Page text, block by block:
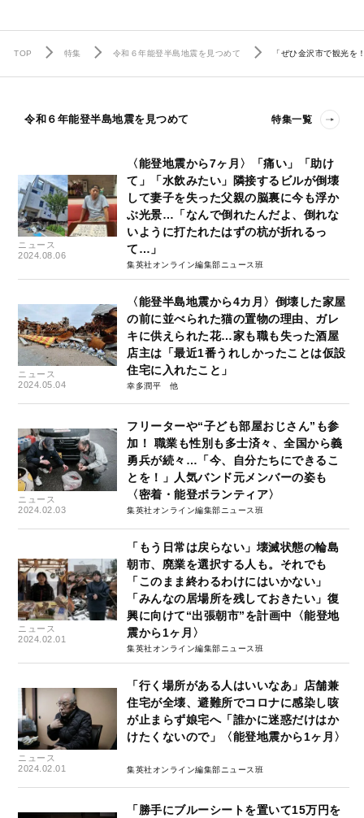
TOP 特集 令和６年能登半島地震を見つめて 「ぜひ金沢市で観光
令和６年能登半島地震を見つめて 特集一覧
ニュース
2024.08.06
〈能登地震から7ヶ月〉「痛い」「助け
て」「水飲みたい」隣接するビルが倒壊
して妻子を失った父親の脳裏に今も浮か
ぶ光景…「なんで倒れたんだよ、倒れな
いように打たれたはずの杭が折れるっ
て…」
集英社オンライン編集部ニュース班
ニュース
2024.05.04
〈能登半島地震から4カ月〉倒壊した家屋
の前に並べられた猫の置物の理由、ガレ
キに供えられた花…家も職も失った酒屋
店主は「最近1番うれしかったことは仮設
住宅に入れたこと」
幸多潤平
ニュース
2024.02.03
フリーターや“子ども部屋おじさん”も参
加！ 職業も性別も多士済々、全国から義
勇兵が続々…「今、自分たちにできるこ
とを！」人気バンド元メンバーの姿も
〈密着・能登ボランティア〉
集英社オンライン編集部ニュース班
ニュース
2024.02.01
「もう日常は戻らない」壊滅状態の輪島
朝市、廃業を選択する人も。それでも
「このまま終わるわけにはいかない」
「みんなの居場所を残しておきたい」復
興に向けて“出張朝市”を計画中〈能登地
震から1ヶ月〉
集英社オンライン編集部ニュース班
ニュース
2024.02.01
「行く場所がある人はいいなあ」店舗兼
住宅が全壊、避難所でコロナに感染し咳
が止まらず娘宅へ「誰かに迷惑だけはか
けたくないので」〈能登地震から1ヶ月〉
集英社オンライン編集部ニュース班
「勝手にブルーシートを置いて15万円を